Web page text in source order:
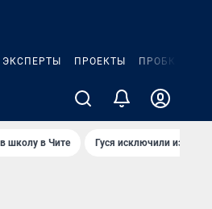
ЭКСПЕРТЫ ПРОЕКТЫ ПРОБКИ
школу в Чите Гуся исключили из